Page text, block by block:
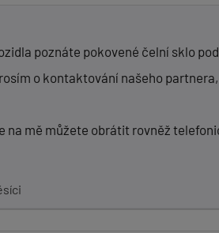
poznáte pokovené čelní sklo
o kontaktování našeho
mě můžete obrátit rovněž